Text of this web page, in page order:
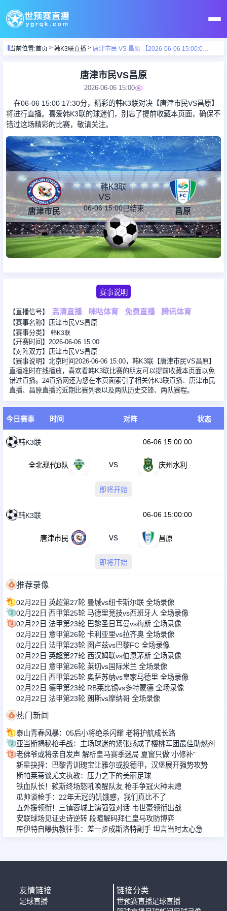
首页
足球直播
篮球直播
足球录像
足球新闻
当前位置:首页 韩K3联直播 唐津市民 VS 昌原 【2026-06-06 15:00:00】
唐津市民VS昌原
2026-06-06 15:00
在06-06 15:00 17:30分，精彩的韩K3联对决【唐津市民VS昌原】
将进行直播。喜爱韩K3联的球迷们，别忘了提前收藏本页面，确保不
错过这场精彩的比赛，敬请关注。
唐津市民
韩K3联
VS
06-06 15:00已结束 昌原
赛事说明
【直播信号】 高清直播 咪咕体育 免费直播 腾讯体育
【赛事名称】唐津市民VS昌原
【赛事分类】 韩K3联
【开赛时间】2026-06-06 15:00
【对阵双方】唐津市民VS昌原
【赛事说明】北京时间2026-06-06 15:00，韩K3联【唐津市民VS昌原】
直播准时在线播放，喜欢看韩K3联比赛的朋友可以提前收藏本页面以免
错过直播。24直播网还为您在本页面索引了相关韩K3联直播、唐津市民
直播、昌原直播的近期比赛列表以及两队历史交锋、两队赛程。
今日赛事 时间 对阵 状态
韩K3联 06-06 15:00:00
全北现代B队 vs 庆州水利
即将开始
韩K3联 06-06 15:00:00
唐津市民 vs 昌原
即将开始
推荐录像
02月22日 英超第27轮 曼城vs纽卡斯尔联 全场录像
02月22日 西甲第25轮 马德里竞技vs西班牙人 全场录像
02月22日 法甲第23轮 巴黎圣日耳曼vs梅斯 全场录像
02月22日 意甲第26轮 卡利亚里vs拉齐奥 全场录像
02月22日 法甲第23轮 图卢兹vs巴黎FC 全场录像
02月22日 英超第27轮 西汉姆联vs伯恩茅斯 全场录像
02月22日 意甲第26轮 莱切vs国际米兰 全场录像
02月22日 西甲第25轮 奥萨苏纳vs皇家马德里 全场录像
02月22日 德甲第23轮 RB莱比锡vs多特蒙德 全场录像
02月22日 法甲第23轮 朗斯vs摩纳哥 全场录像
热门新闻
泰山青春风暴：05后小将绝杀闪耀 老将护航成长路
亚当斯揭秘枪手战：主场球迷的紧张感成了樱桃军团最佳助燃剂
老佛爷或将亲自发声 解析皇马赛季迷局 夏窗只做"小修补"
新星抉择：巴黎青训瑰宝让雅尔或投德甲，汉堡展开强势攻势
斯帕莱蒂谈尤文执教：压力之下的美丽足球
铁血队长！赖斯终场怒吼唤醒队友 枪手争冠火种未熄
瓜帅谈枪手：22年无冠的饥饿感，我们真比不了
五外援领衔！三镇蓉城上演强强对话 韦世豪领衔出战
安联球场见证史诗逆转 段暄解码拜仁皇马攻防博弈
库伊特自曝执教往事：差一步成斯洛特副手 坦言当时太心急
友情链接
足球直播
链接分类
世预赛直播足球直播